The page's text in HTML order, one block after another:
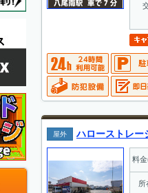
屋外 ハローストレー
料
所